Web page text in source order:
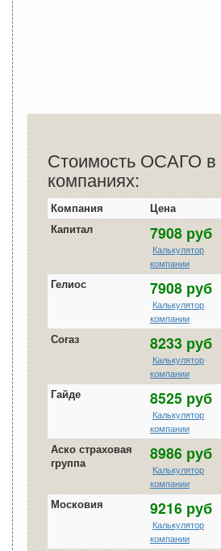
Стоимость ОСАГО в
компаниях:
Компания
Цена
Капитал
7908 руб
Калькулятор
компании
Гелиос 7908 руб
Калькулятор
компании
Согаз 8233 руб
Калькулятор
компании
Гайде 8525 руб
Калькулятор
компании
Аско страховая
группа
8986 руб
Калькулятор
компании
Московия 9216 руб
Калькулятор
компании